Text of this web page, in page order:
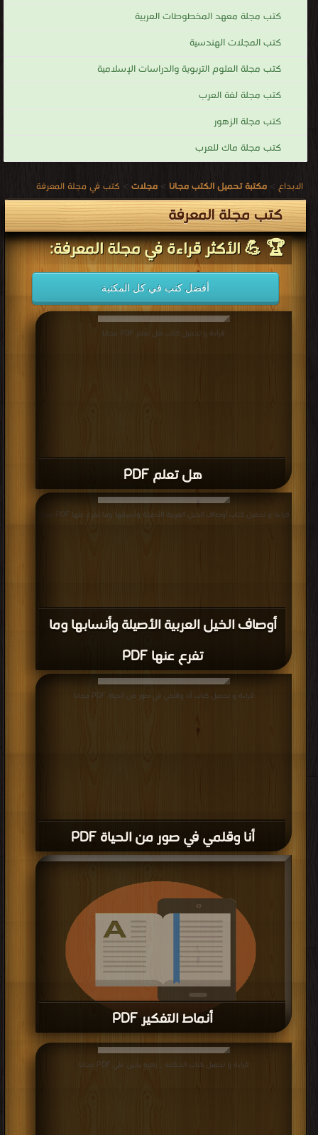
كتب مجلة معهد المخطوطات العربية
كتب المجلات الهندسية
كتب مجلة العلوم التربوية والدراسات الإسلامية
كتب مجلة لغة العرب
كتب مجلة الزهور
كتب مجلة ماك للعرب
الابداع > مكتبة تحميل الكتب مجانا > مجلات > كتب في مجلة المعرفة
كتب مجلة المعرفة
🏆 💪 الأكثر قراءة في مجلة المعرفة:
أفضل كتب في كل المكتبة
هل تعلم PDF
قراءة و تحميل كتاب هل تعلم PDF مجانا
أوصاف الخيل العربية الأصيلة وأنسابها وما
تفرع عنها PDF
قراءة و تحميل كتاب أوصاف الخيل العربية الأصيلة وأنسابها وما تفرع عنها PDF مجانا
أنا وقلمي في صور من الحياة PDF
قراءة و تحميل كتاب أنا وقلمي في صور من الحياة PDF مجانا
أنماط التفكير PDF
قراءة و تحميل كتاب أنماط التفكير PDF مجانا
قراءة و تحميل كتاب الحكمه _ زهره يحيى علي PDF مجانا